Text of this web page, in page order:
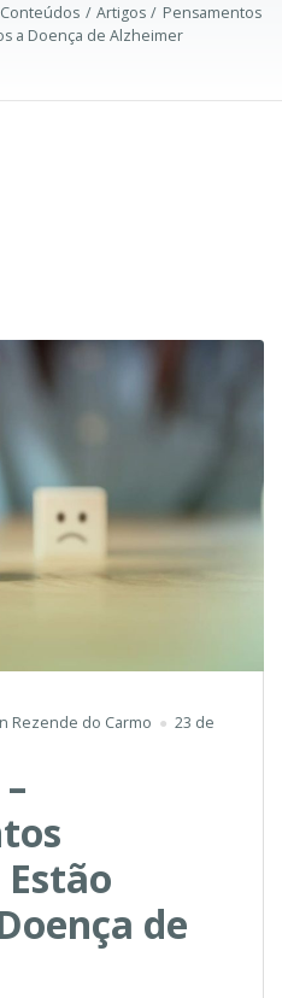
Conteúdos Artigos
Pensamentos
a Doença de Alzheimer
Rezende do Carmo
23 de
de